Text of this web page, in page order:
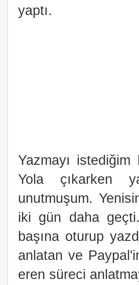
yaptı.
Yazmayı
Yola çıkarken
unutmuşum.
iki gün daha
başına oturup
anlatan ve
eren süreci